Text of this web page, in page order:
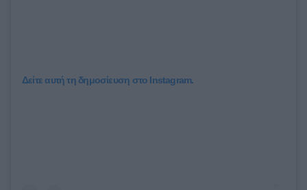
Δείτε αυτή τη δημοσίευση στο Instagram.